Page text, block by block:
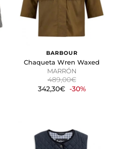
BARBOUR
Chaqueta Wren Waxed
MARRÓN
489,00€
342,30€ -30%